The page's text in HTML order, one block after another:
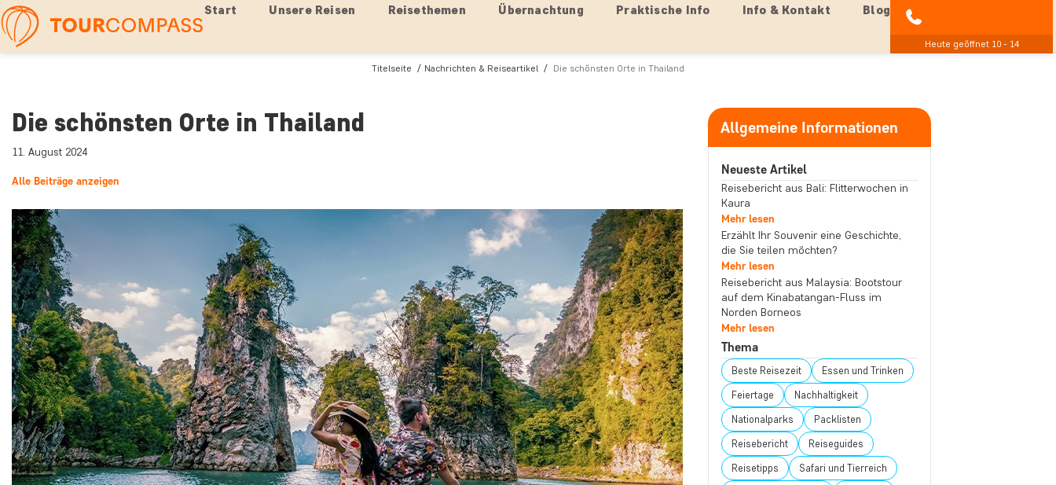
Start Unsere Reisen Reisethemen Übernachtung Praktische Info Info & Kontakt Blog
Heute geöffnet 10 - 14
Titelseite Nachrichten & Reiseartikel Die schönsten Orte in Thailand
Die schönsten Orte in Thailand
11. August 2024
Alle Beiträge anzeigen
Allgemeine Informationen
Neueste Artikel
Reisebericht aus Bali: Flitterwochen in
Kaura
Mehr lesen
Erzählt Ihr Souvenir eine Geschichte,
die Sie teilen möchten?
Mehr lesen
Reisebericht aus Malaysia: Bootstour
auf dem Kinabatangan-Fluss im
Norden Borneos
Mehr lesen
Thema
Beste Reisezeit Essen und Trinken
Feiertage Nachhaltigkeit
Nationalparks Packlisten
Reisebericht Reiseguides
Reisetipps Safari und Tierreich